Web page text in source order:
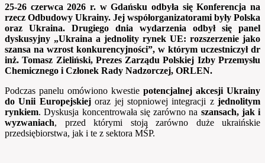
25-26 czerwca 2026 r. w Gdańsku odbyła się Konferencja na
rzecz Odbudowy Ukrainy. Jej współorganizatorami były Polska
oraz Ukraina. Drugiego dnia wydarzenia odbył się panel
dyskusyjny „Ukraina a jednolity rynek UE: rozszerzenie jako
szansa na wzrost konkurencyjności”, w którym uczestniczył dr
inż. Tomasz Zieliński, Prezes Zarządu Polskiej Izby Przemysłu
Chemicznego i Członek Rady Nadzorczej, ORLEN.
Podczas panelu omówiono kwestie potencjalnej akcesji Ukrainy
do Unii Europejskiejoraz jej stopniowej integracji z jednolitym
rynkiem. Dyskusja koncentrowała się zarówno na szansach, jak i
wyzwaniach, przed którymi stoją zarówno duże ukraińskie
przedsiębiorstwa, jak i te z sektora MŚP.